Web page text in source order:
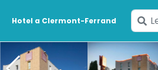
Hotel a Clermont-Ferrand
le